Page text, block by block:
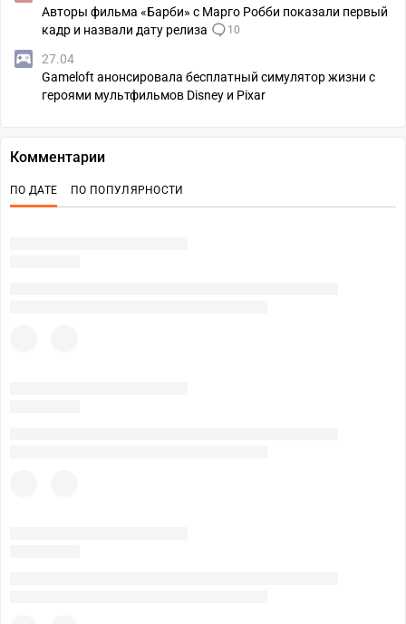
Авторы фильма «Барби» с Марго Робби показали первый
кадр и назвали дату релиза
10
27.04
Gameloft анонсировала бесплатный симулятор жизни с
героями мультфильмов Disney и Pixar
Комментарии
ПО ДАТЕ ПО ПОПУЛЯРНОСТИ